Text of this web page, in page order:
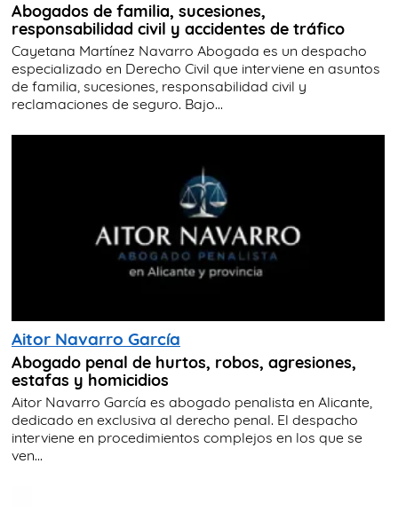
Abogados de familia, sucesiones,
responsabilidad civil y accidentes de tráfico
Cayetana Martínez Navarro Abogada es un despacho
especializado en Derecho Civil que interviene en asuntos
de familia, sucesiones, responsabilidad civil y
reclamaciones de seguro. Bajo...
Aitor Navarro García
Abogado penal de hurtos, robos, agresiones,
estafas y homicidios
Aitor Navarro García es abogado penalista en Alicante,
dedicado en exclusiva al derecho penal. El despacho
interviene en procedimientos complejos en los que se
ven...